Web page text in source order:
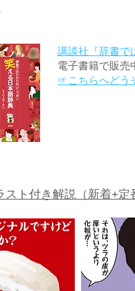
講談社『辞書で
電子書籍で販売
☞こちらへどう
スト付き解説（新着+定